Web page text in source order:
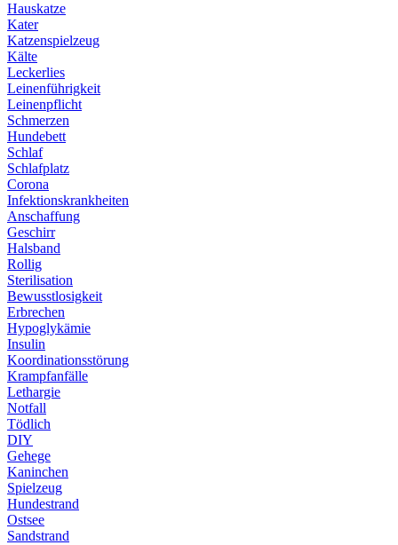
Hauskatze
Kater
Katzenspielzeug
Kälte
Leckerlies
Leinenführigkeit
Leinenpflicht
Schmerzen
Hundebett
Schlaf
Schlafplatz
Corona
Infektionskrankheiten
Anschaffung
Geschirr
Halsband
Rollig
Sterilisation
Bewusstlosigkeit
Erbrechen
Hypoglykämie
Insulin
Koordinationsstörung
Krampfanfälle
Lethargie
Notfall
Tödlich
DIY
Gehege
Kaninchen
Spielzeug
Hundestrand
Ostsee
Sandstrand